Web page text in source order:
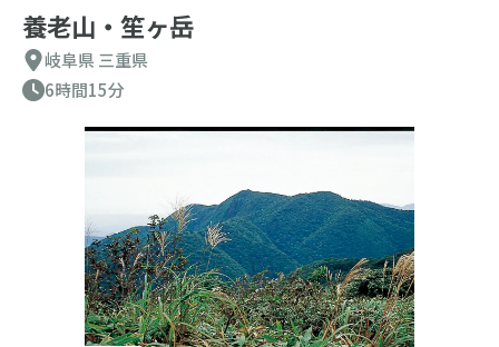
養老山・笙ヶ岳
岐阜県 三重県
6時間15分